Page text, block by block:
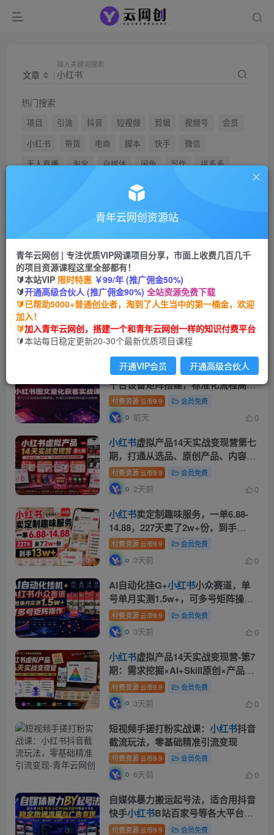
文章
输入关键词搜索
热门搜索
项目 引流 抖音 短视频 剪辑 视频号
会员
小红书
带货 电商 脚本 快手
微信
无人直播
淘宝 自媒体 闲鱼 写作
拼多多
文章 用户
搜索[小红书]，共找到2471个文章
小红书卖艺术疗愈活动方案，323天
到手12w+，有需求就有市场
付费资源 云币9.9 会员免费
15小时前
小红书图文量化获客实战课：单人二
十台设备矩阵搭建，标准化流程高效
批量引流获客
付费资源 云币9.9 会员免费
前天 0
小红书虚拟产品14天实战变现营第七
期，打通从选品、原创产品、内容引
流到多渠道成交全链路
付费资源 云币9.9 会员免费
2天前 0
小红书卖定制趣味服务，一单6.88-
14.88，227天卖了2w+份，到手
13w+
付费资源 云币9.9 会员免费
3天前 0
AI自动化挂G+小红书小众赛道，单
号单月实测1.5w+，可多号矩阵操作
【揭秘】
付费资源 云币9.9 会员免费
3天前 0
小红书虚拟产品14天实战变现营-第7
期：需求挖掘×AI+Skill原创×产品矩
阵×内容笔记×一人公司进阶×全链路
付费资源 云币9.9 会员免费
3天前 0
短视频手搓打粉实战课： 小红书抖音
截流玩法，零基础精准引流变现
付费资源 云币9.9 会员免费
6天前 0
自媒体暴力搬运起号法，适合用抖音
快手小红书B站百家号等各大平台，
稳定跑通流量与广告变现
付费资源 云币9.9 会员免费
青年云网创资源站
青年云网创 | 专注优质VIP网课项目分享，市面上收费几百几千
的项目资源课程这里全部都有！
🔰本站VIP 限时特惠 ￥99/年 (推广佣金50%)
🔰开通高级合伙人 (推广佣金90%) 全站资源免费下载
🔰已帮助5000+普通创业者，淘到了人生当中的第一桶金，欢迎
加入！
🔰加入青年云网创，搭建一个和青年云网创一样的知识付费平台
🔰本站每日稳定更新20-30个最新优质项目课程
开通VIP会员 开通高级合伙人